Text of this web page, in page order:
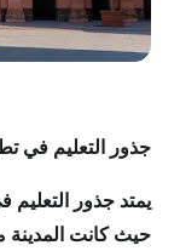
جذور التعليم في
يمتد جذور
حيث كانت المدينة